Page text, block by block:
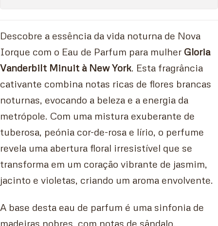
Descobre a essência da vida noturna de Nova
Iorque com o Eau de Parfum para mulher Gloria
Vanderbilt Minuit à New York. Esta fragrância
cativante combina notas ricas de flores brancas
noturnas, evocando a beleza e a energia da
metrópole. Com uma mistura exuberante de
tuberosa, peónia cor-de-rosa e lírio, o perfume
revela uma abertura floral irresistível que se
transforma em um coração vibrante de jasmim,
jacinto e violetas, criando um aroma envolvente.
A base desta eau de parfum é uma sinfonia de
madeiras nobres, com notas de sândalo,